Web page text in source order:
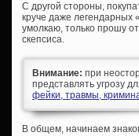
С другой стороны,
круче даже легендарных
умолкаю, только прошу
скепсиса.
Внимание: при
представлять угрозу
фейки, травмы,
В общем, начинаем